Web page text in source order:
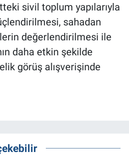
sivil toplum yapılarıyla
sahadan
değerlendirilmesi ile
daha etkin şekilde
görüş alışverişinde